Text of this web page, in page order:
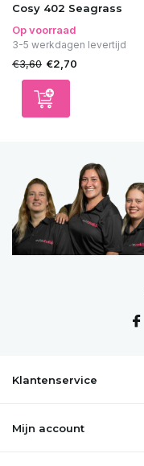
Cosy 402 Seagrass
Op voorraad
3-5 werkdagen levertijd
€3,60 €2,70
Klantenservice
Mijn account